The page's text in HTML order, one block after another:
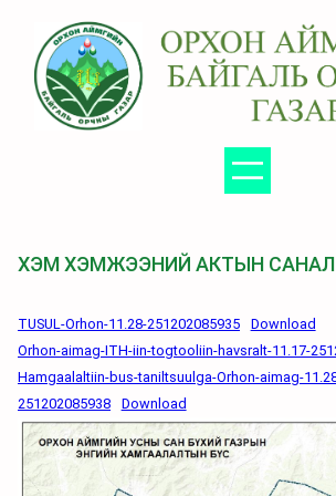
алгасах
ХЭМ ХЭМЖЭЭНИЙ АКТЫН САНАЛ
TUSUL-Orhon-11.28-251202085935
Download
Orhon-aimag-ITH-iin-togtooliin-havsralt-11.17-
Hamgaalaltiin-bus-taniltsuulga-Orhon-aimag-
251202085938
Download